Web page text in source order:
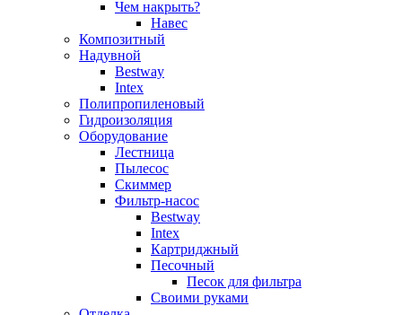
Чем накрыть?
Навес
Композитный
Надувной
Bestway
Intex
Полипропиленовый
Гидроизоляция
Оборудование
Лестница
Пылесос
Скиммер
Фильтр-насос
Bestway
Intex
Картриджный
Песочный
Песок для фильтра
Своими руками